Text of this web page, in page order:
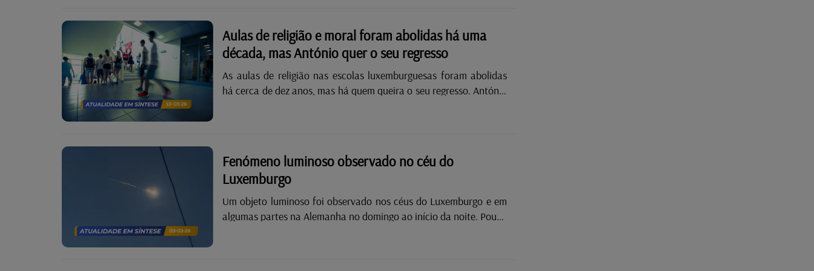
Esta edição marcará a estreia do Grão-Duque Guillaume como
chefe de Estado. A abertura oficial do Festival das Migrações está
marcada para as 14h30 de sábado, 21 de março, na LuxExpo the
Box. Além do......
Aulas de religião e moral foram abolidas há uma
década, mas António quer o seu regresso
As aulas de religião nas escolas luxemburguesas foram abolidas
há cerca de dez anos, mas há quem queira o seu regresso. António
fundada nos valores católicos, razão pela qual entende que as
aulas de religião devem ser uma opção. Rádio Latina Luxemburgo ·
ANTÓNIO......
Fenómeno luminoso observado no céu do
Luxemburgo
Um objeto luminoso foi observado nos céus do Luxemburgo e em
algumas partes na Alemanha no domingo ao início da noite. Pouco